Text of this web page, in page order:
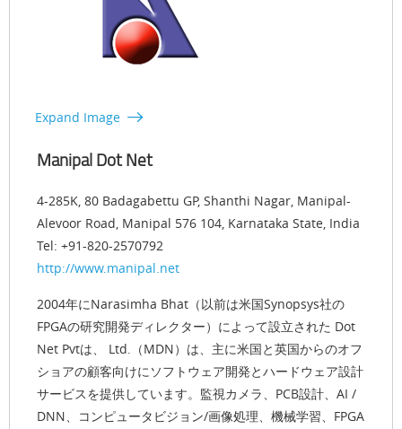
Expand Image
Manipal Dot Net
4-285K, 80 Badagabettu GP, Shanthi Nagar, Manipal-
Alevoor Road, Manipal 576 104, Karnataka State, India
Tel: +91-820-2570792
http://www.manipal.net
2004年にNarasimha Bhat（以前は米国Synopsys社の
FPGAの研究開発ディレクター）によって設立された Dot
Net Pvtは、 Ltd.（MDN）は、主に米国と英国からのオフ
ショアの顧客向けにソフトウェア開発とハードウェア設計
サービスを提供しています。監視カメラ、PCB設計、AI /
DNN、コンピュータビジョン/画像処理、機械学習、FPGA